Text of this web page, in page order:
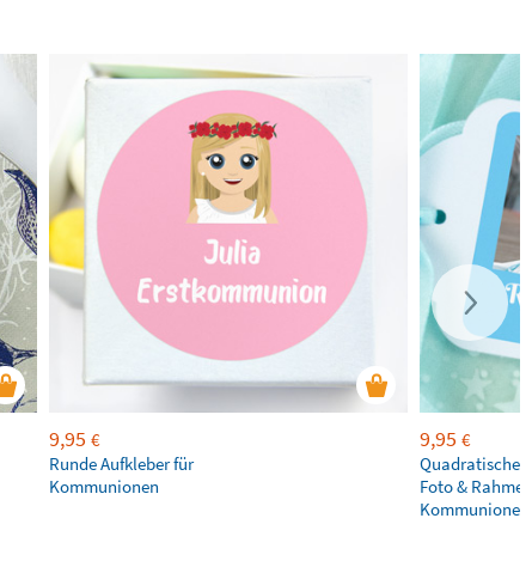
9,95 €
Runde Aufkleber für
Kommunionen
9,95 €
Quadratische
Foto &
Kommunionen